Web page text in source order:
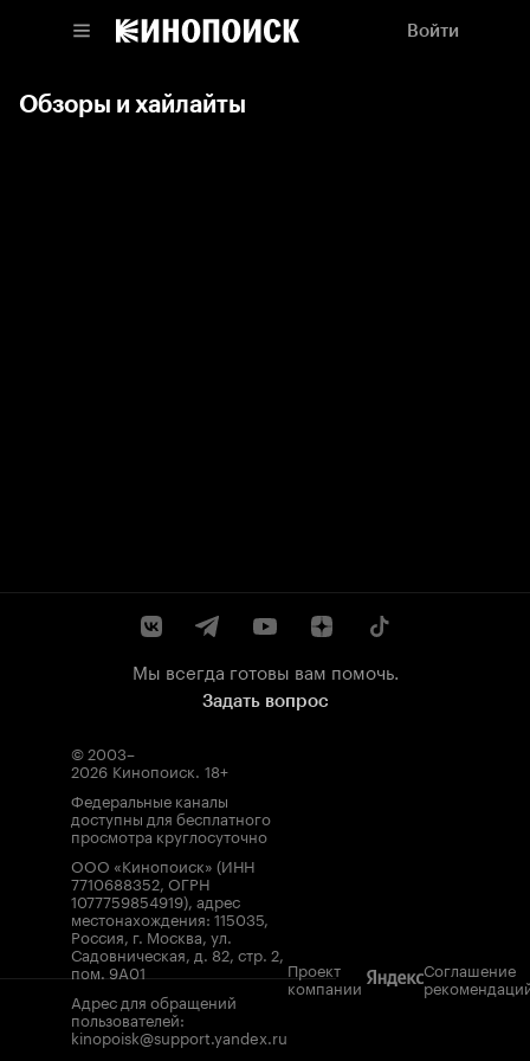
Войти
Обзоры и хайлайты
Мы всегда готовы вам помочь.
Задать вопрос
© 2003–
2026 Кинопоиск. 18+
Федеральные каналы
доступны для бесплатного
просмотра круглосуточно
ООО «Кинопоиск» (ИНН
7710688352, ОГРН
1077759854919), адрес
местонахождения: 115035,
Россия, г. Москва, ул.
Садовническая, д. 82, стр. 2,
пом. 9А01
Адрес для обращений
пользователей:
kinopoisk@support.yandex.ru
Проект
компании
Соглашение